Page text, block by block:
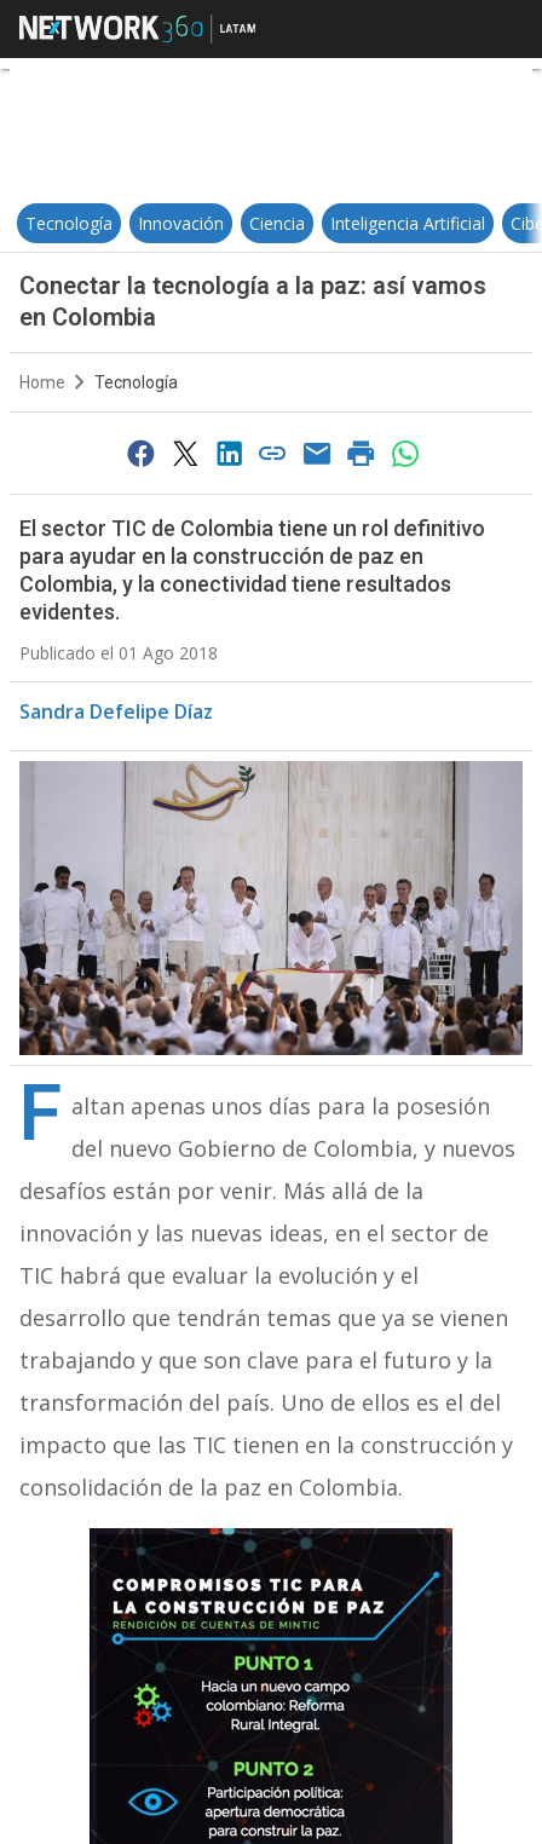
Conectar la tecnología a la paz:
Tecnología Innovación Ciencia Inteligencia Artificial
Conectar la tecnología a la paz: así vamos
en Colombia
Home Tecnología
El sector TIC de Colombia tiene un rol definitivo
para ayudar en la construcción de paz en
Colombia, y la conectividad tiene resultados
evidentes.
Publicado el 01 Ago 2018
Sandra Defelipe Díaz
F altan apenas unos días para la posesión
del nuevo Gobierno de Colombia, y nuevos
desafíos están por venir. Más allá de la
innovación y las nuevas ideas, en el sector de
TIC habrá que evaluar la evolución y el
desarrollo que tendrán temas que ya se vienen
trabajando y que son clave para el futuro y la
transformación del país. Uno de ellos es el del
impacto que las TIC tienen en la construcción y
consolidación de la paz en Colombia.